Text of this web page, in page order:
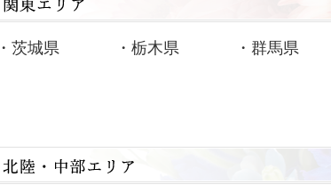
・ 茨城県 ・ 栃木県 ・ 群馬県